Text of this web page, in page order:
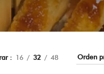
16 32 48